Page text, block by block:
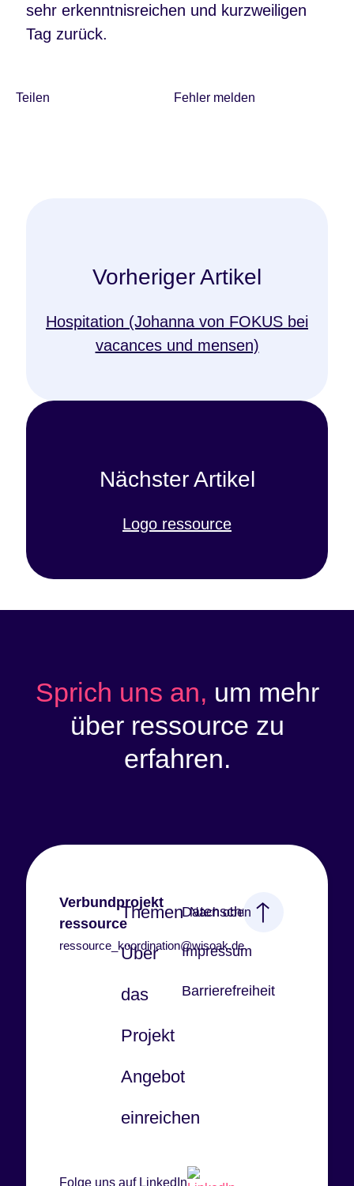
sehr erkenntnisreichen und kurzweiligen
Tag zurück.
Teilen Fehler melden
Vorheriger Artikel
Hospitation (Johanna von FOKUS bei
vacances und mensen)
Nächster Artikel
Logo ressource
Sprich uns an, um mehr
über ressource zu
erfahren.
Verbundprojekt
ressource
ressource_koordination@wisoak.de
Themen
Über
das
Projekt
Angebot
einreichen
Datenschutz
Impressum
Barrierefreiheit
Nach oben
Folge uns auf LinkedIn